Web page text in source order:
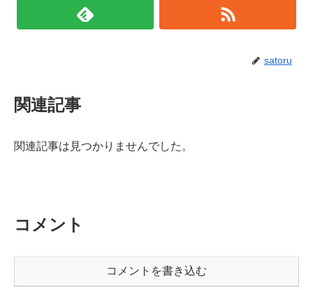
satoru
関連記事
関連記事は見つかりませんでした。
コメント
コメントを書き込む